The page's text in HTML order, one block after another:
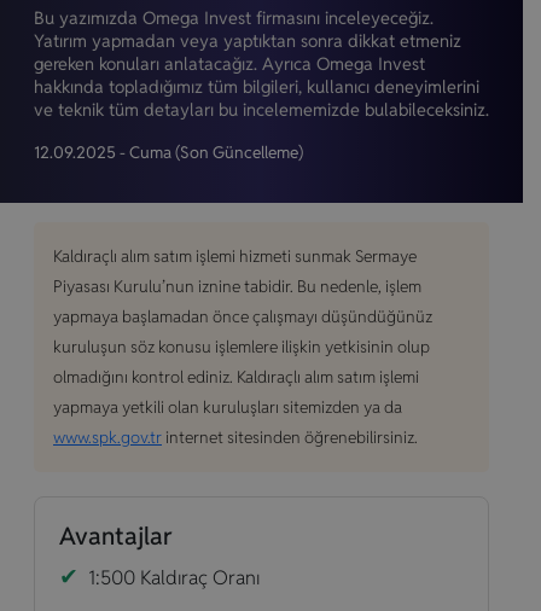
Bu yazımızda Omega Invest firmasını inceleyeceğiz.
Yatırım yapmadan veya yaptıktan sonra dikkat etmeniz
gereken konuları anlatacağız. Ayrıca Omega Invest
hakkında topladığımız tüm bilgileri, kullanıcı deneyimlerini
ve teknik tüm detayları bu incelememizde bulabileceksiniz.
12.09.2025 - Cuma(Son Güncelleme)
Kaldıraçlı alım satım işlemi hizmeti sunmak Sermaye
Piyasası Kurulu’nun iznine tabidir. Bu nedenle, işlem
yapmaya başlamadan önce çalışmayı düşündüğünüz
kuruluşun söz konusu işlemlere ilişkin yetkisinin olup
olmadığını kontrol ediniz. Kaldıraçlı alım satım işlemi
yapmaya yetkili olan kuruluşları sitemizden ya da
www.spk.gov.tr internet sitesinden öğrenebilirsiniz.
Avantajlar
1:500 Kaldıraç Oranı